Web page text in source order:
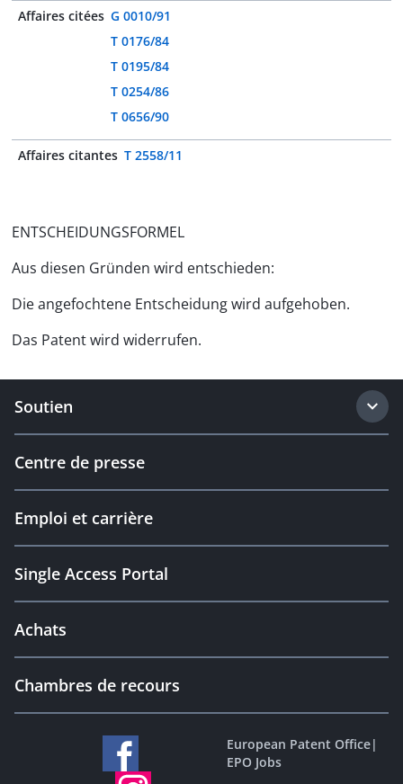
Affaires citées G 0010/91
T 0176/84
T 0195/84
T 0254/86
T 0656/90
Affaires citantes T 2558/11
ENTSCHEIDUNGSFORMEL
Aus diesen Gründen wird entschieden:
Die angefochtene Entscheidung wird aufgehoben.
Das Patent wird widerrufen.
Soutien
Centre de presse
Emploi et carrière
Single Access Portal
Achats
Chambres de recours
European Patent Office|
EPO Jobs